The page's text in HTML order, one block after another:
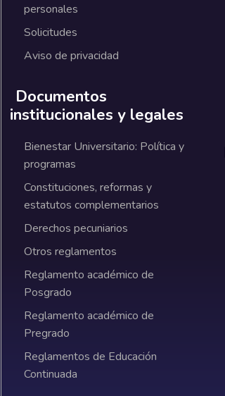
personales
Solicitudes
Aviso de privacidad
Documentos
institucionales y legales
Bienestar Universitario: Política y
programas
Constituciones, reformas y
estatutos complementarios
Derechos pecuniarios
Otros reglamentos
Reglamento académico de
Posgrado
Reglamento académico de
Pregrado
Reglamentos de Educación
Continuada